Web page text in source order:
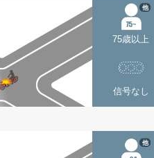
75歳以上
他
信号なし
他